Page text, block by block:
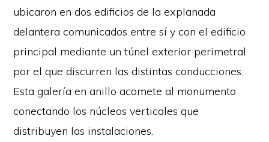
ubicaron en dos edificios de la explanada
delantera comunicados entre sí y con el edificio
principal mediante un túnel exterior perimetral
por el que discurren las distintas conducciones.
Esta galería en anillo acomete al monumento
conectando los núcleos verticales que
distribuyen las instalaciones.